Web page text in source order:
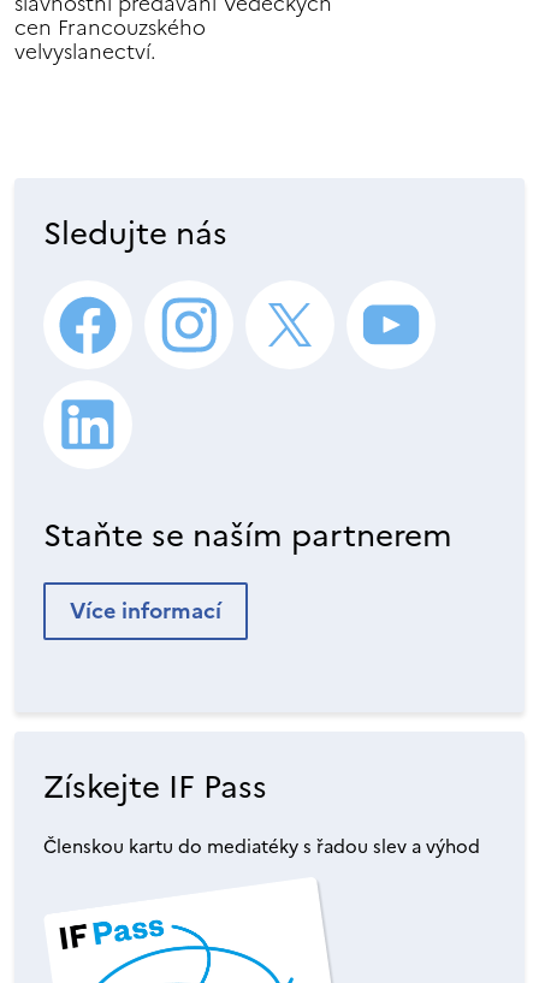
cen Francouzského
velvyslanectví.
Sledujte nás
Staňte se naším partnerem
Více informací
Získejte IF Pass
Členskou kartu do mediatéky s řadou slev a výhod